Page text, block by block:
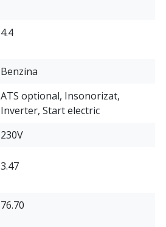
4.4
Benzina
ATS optional, Insonorizat,
Inverter, Start electric
230V
3.47
76.70